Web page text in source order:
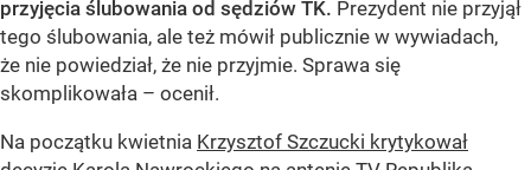
przyjęcia ślubowania od sędziów TK. Prezydent nie przyjął
tego ślubowania, ale też mówił publicznie w wywiadach,
że nie powiedział, że nie przyjmie. Sprawa się
skomplikowała – ocenił.
Na początku kwietnia Krzysztof Szczucki krytykował